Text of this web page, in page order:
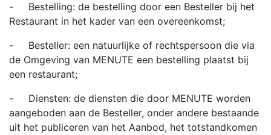
- Bestelling: de bestelling door een Besteller bij het
Restaurant in het kader van een overeenkomst;
- Besteller: een natuurlijke of rechtspersoon die via
de Omgeving van MENUTE een bestelling plaatst bij
een restaurant;
- Diensten: de diensten die door MENUTE worden
aangeboden aan de Besteller, onder andere bestaande
uit het publiceren van het Aanbod, het totstandkomen